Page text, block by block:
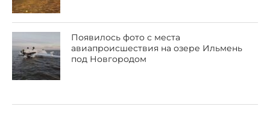
Появилось фото с места
авиапроисшествия на озере Ильмень
под Новгородом